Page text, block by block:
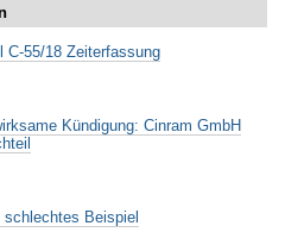
C-55/18 Zeiterfassung
Kündigung: Cinram GmbH
schlechtes Beispiel